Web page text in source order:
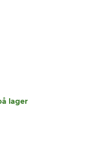
lager